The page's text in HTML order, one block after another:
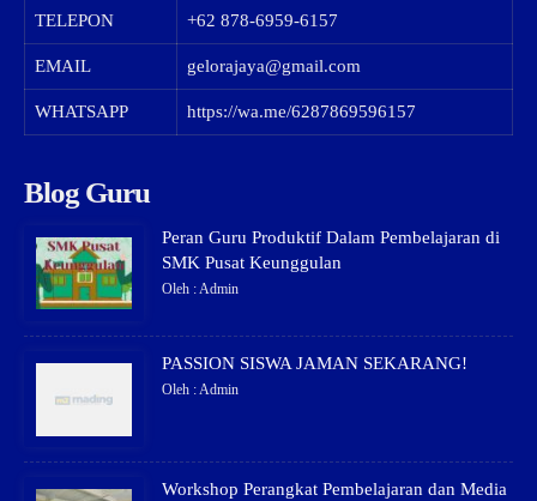
TELEPON +62 878-6959-6157
EMAIL gelorajaya@gmail.com
WHATSAPP https://wa.me/6287869596157
Blog Guru
Peran Guru Produktif Dalam Pembelajaran di
SMK Pusat Keunggulan
Oleh : Admin
PASSION SISWA JAMAN SEKARANG!
Oleh : Admin
Workshop Perangkat Pembelajaran dan Media